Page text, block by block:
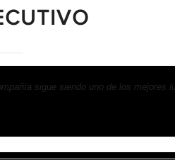
sigue siendo uno de los mejores